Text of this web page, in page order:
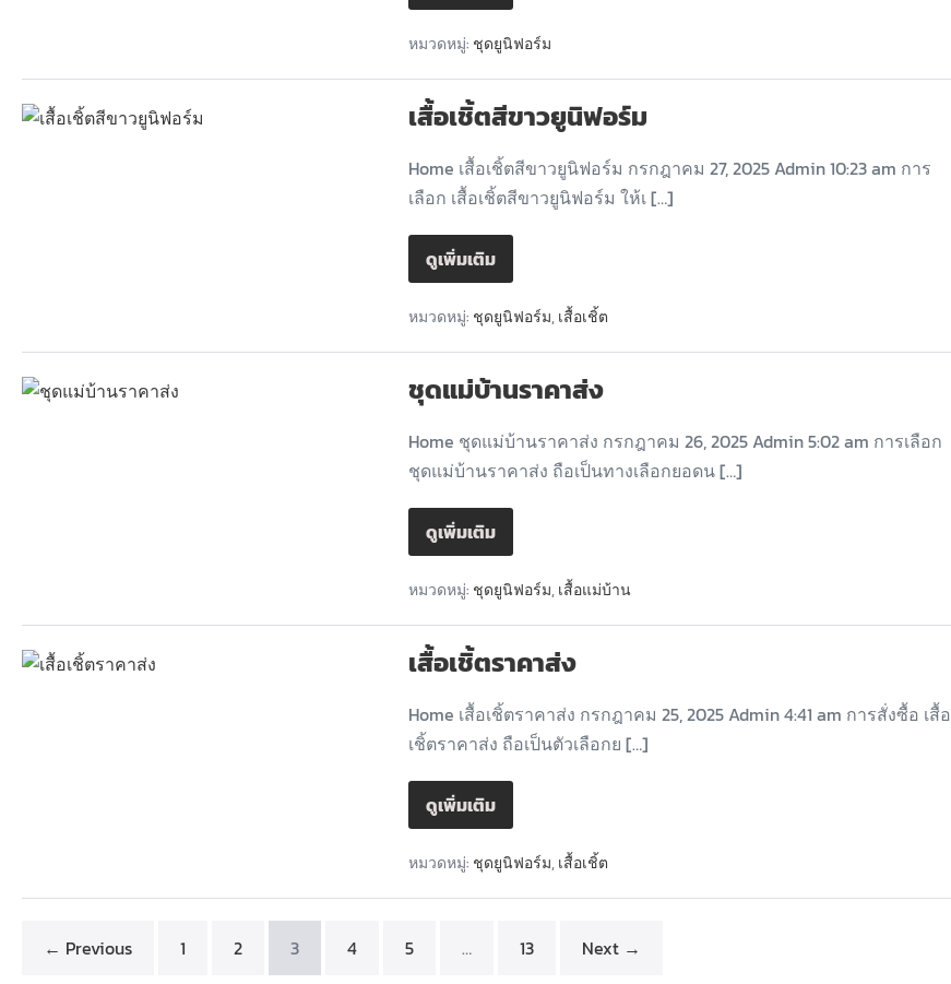
หมวดหมู่: ชุดยูนิฟอร์ม
เสื้อเชิ้ตสีขาวยูนิฟอร์ม
Home เสื้อเชิ้ตสีขาวยูนิฟอร์ม กรกฎาคม 27, 2025 Admin 10:23 am การ
เลือก เสื้อเชิ้ตสีขาวยูนิฟอร์ม ให้เ […]
ดูเพิ่มเติม
หมวดหมู่: ชุดยูนิฟอร์ม,เสื้อเชิ้ต
ชุดแม่บ้านราคาส่ง
Home ชุดแม่บ้านราคาส่ง กรกฎาคม 26, 2025 Admin 5:02 am การเลือก
ชุดแม่บ้านราคาส่ง ถือเป็นทางเลือกยอดน […]
ดูเพิ่มเติม
หมวดหมู่: ชุดยูนิฟอร์ม,เสื้อแม่บ้าน
เสื้อเชิ้ตราคาส่ง
Home เสื้อเชิ้ตราคาส่ง กรกฎาคม 25, 2025 Admin 4:41 am การสั่งซื้อ เสื้อ
เชิ้ตราคาส่ง ถือเป็นตัวเลือกย […]
ดูเพิ่มเติม
หมวดหมู่: ชุดยูนิฟอร์ม,เสื้อเชิ้ต
← Previous 1 2 3 4 5 … 13 Next →